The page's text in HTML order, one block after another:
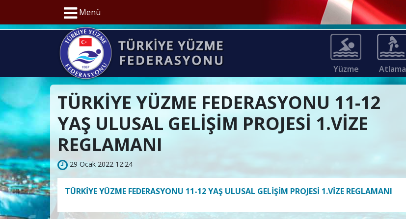
Menü
Yüzme Atlama
TÜRKİYE YÜZME FEDERASYONU 11-12
YAŞ ULUSAL GELİŞİM PROJESİ 1.VİZE
REGLAMANI
29 Ocak 2022 12:24
TÜRKİYE YÜZME FEDERASYONU 11-12 YAŞ ULUSAL GELİŞİM PROJESİ 1.VİZE REGLAMANI